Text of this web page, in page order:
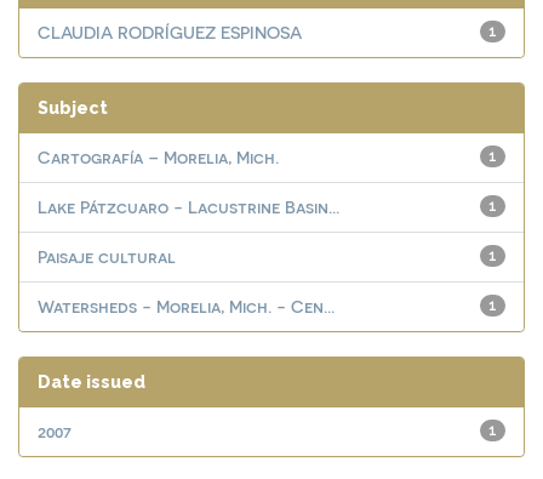
1
CLAUDIA RODRÍGUEZ ESPINOSA
Subject
1
Cartografía – Morelia, Mich.
1
Lake Pátzcuaro - Lacustrine Basin...
1
Paisaje cultural
1
Watersheds - Morelia, Mich. - Cen...
Date issued
1
2007